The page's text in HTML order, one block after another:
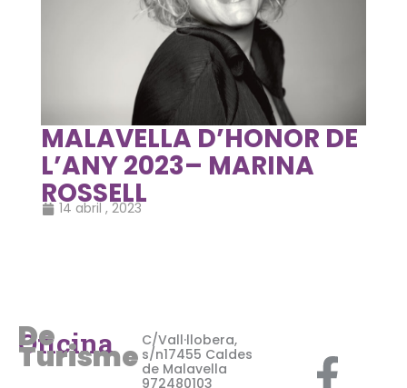
MALAVELLA D’HONOR DE
L’ANY 2023– MARINA
ROSSELL
14 abril , 2023
Oficina
De
Turisme C/Vall·llobera,
s/n17455 Caldes
de Malavella
972480103
F
X
I